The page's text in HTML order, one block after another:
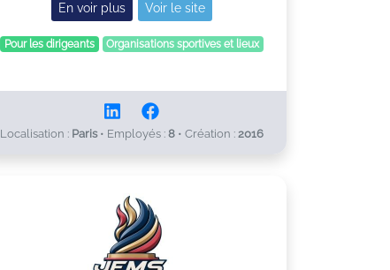
En voir plus Voir le site
Pour les dirigeants Organisations sportives et lieux
Localisation : Paris • Employés : 8 • Création : 2016